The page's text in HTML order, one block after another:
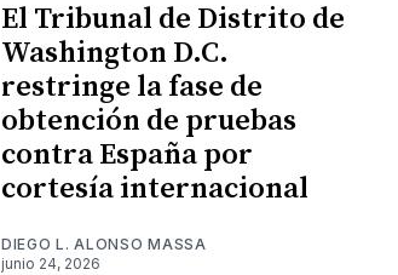
El Tribunal de Distrito de
Washington D.C.
restringe la fase de
obtención de pruebas
contra España por
cortesía internacional
DIEGO L. ALONSO MASSA
junio 24, 2026